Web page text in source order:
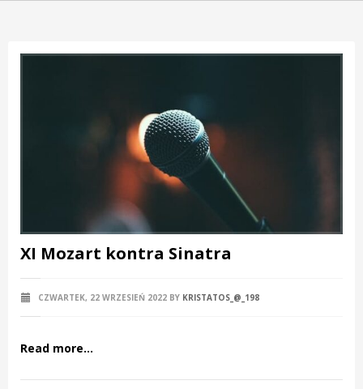
XI Mozart kontra Sinatra
CZWARTEK, 22 WRZESIEŃ 2022 BY KRISTATOS_@_198
Read more...